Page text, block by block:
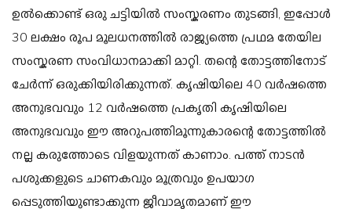
ഉൽക്കൊണ്ട്ഒരു ചട്ടിയിൽ സംസ്കരണം തുടങ്ങി, ഇപ്പോൾ
30 ലക്ഷം രൂപ മൂലധനത്തിൽ രാജ്യത്തെ പ്രഥമ തേയില
സംസ്കരണ സംവിധാനമാക്കി മാറ്റി. തന്റെ തോട്ടത്തിനോട്
ചേർന്ന് ഒരുക്കിയിരിക്കുന്നത്. കൃഷിയിലെ 40 വർഷത്തെ
അനുഭവവും 12 വർഷത്തെ പ്രകൃതി കൃഷിയിലെ
അനുഭവവും ഈ അറുപത്തിമൂന്നുകാരന്റെ തോട്ടത്തിൽ
നല്ല കരുത്തോടെ വിളയുന്നത് കാണാം. പത്ത് നാടൻ
പശുക്കളുടെ ചാണകവും മൂത്രവും ഉപയാഗ
പ്പെടുത്തിയുണ്ടാക്കുന്ന ജീവാമൃതമാണ് ഈ